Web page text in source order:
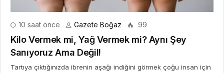
10 saat önce Gazete Boğaz 99
Kilo Vermek mi, Yağ Vermek mi? Aynı Şey
Sanıyoruz Ama Değil!
Tartıya çıktığınızda ibrenin aşağı indiğini görmek çoğu insan için